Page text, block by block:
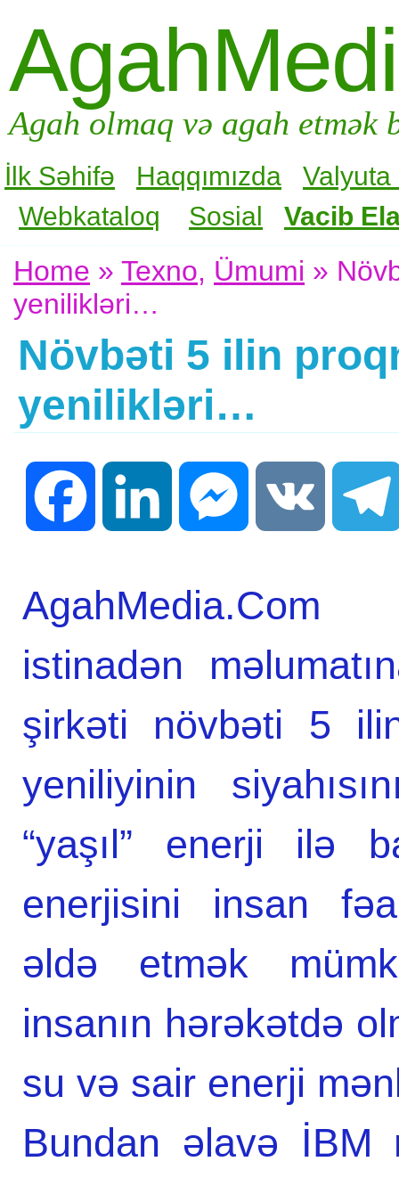
Agah olmaq və agah
İlk Səhifə Haqqımızda
Valyuta
Webkataloq
Sosial Vacib
Home » Texno, Ümumi »
yenilikləri…
Növbəti 5 ilin
yenilikləri…
Facebook LinkedIn Messenger VK
AgahMedia.Com
istinadən
şirkəti növbəti 5
yeniliyinin
“yaşıl” enerji ilə
enerjisini insan
əldə etmək
insanın hərəkətdə
su və sair enerji
Bundan əlavə İBM